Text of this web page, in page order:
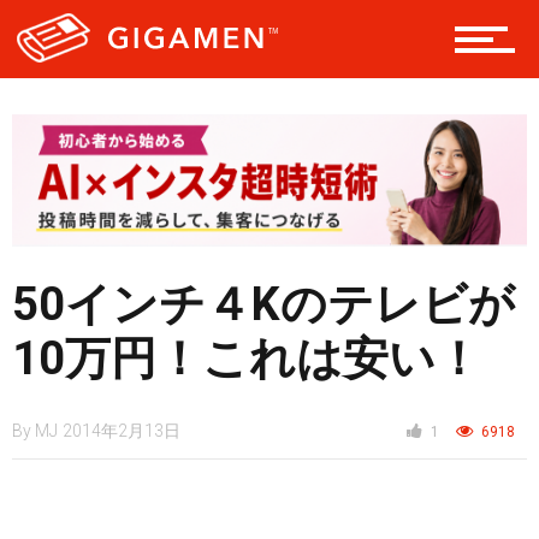
ヘルス・健康
スタイル
仮想通貨
50インチ４Kのテレビが
10万円！これは安い！
By MJ 2014年2月13日 1 6918